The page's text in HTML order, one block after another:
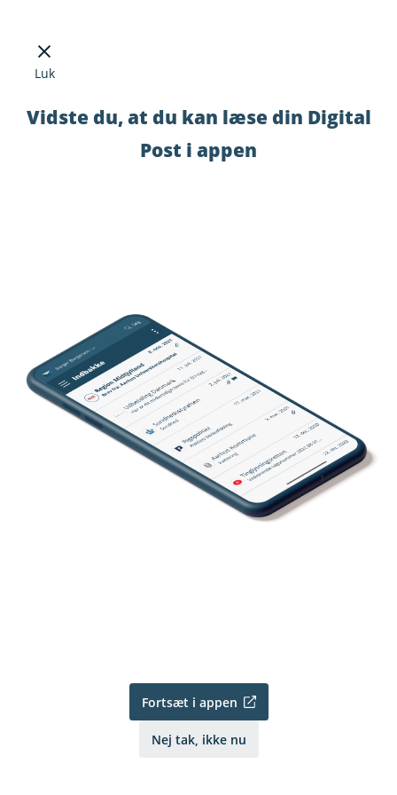
Luk
Vidste du, at du kan læse din Digital
Post i appen
Fortsæt i appen
Nej tak, ikke nu